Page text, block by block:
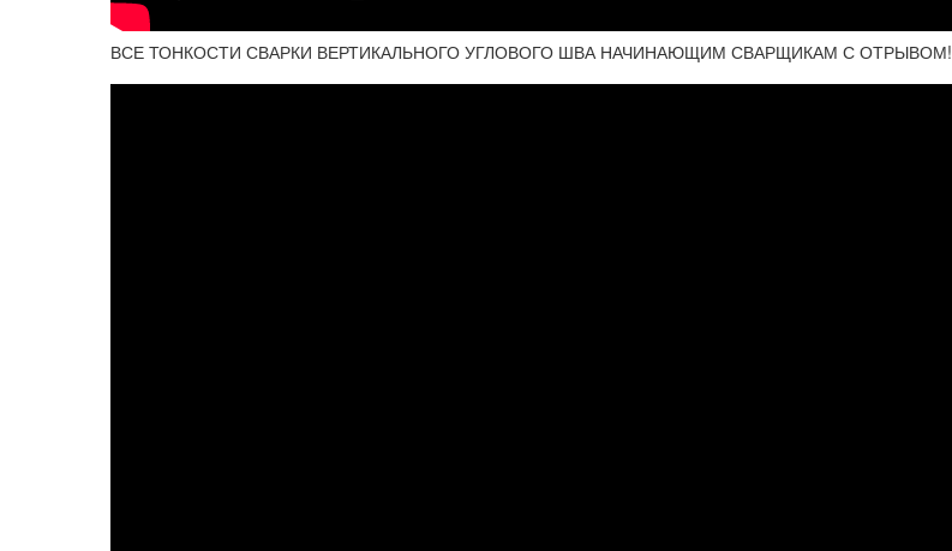
ВСЕ ТОНКОСТИ СВАРКИ ВЕРТИКАЛЬНОГО УГЛОВОГО ШВА НАЧИНАЮЩИМ СВАРЩИКАМ С ОТРЫВОМ!